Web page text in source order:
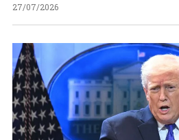
27/07/2026